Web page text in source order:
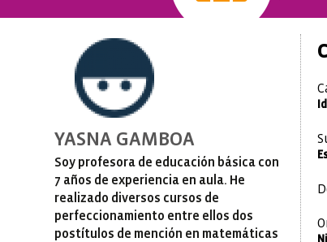
YASNA GAMBOA
Soy profesora de educación básica con
7 años de experiencia en aula. He
realizado diversos cursos de
perfeccionamiento entre ellos dos
postítulos de mención en matemáticas